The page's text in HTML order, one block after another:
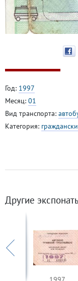
Год: 1997
Месяц: 01
Вид транспорта:
Категория:
Другие